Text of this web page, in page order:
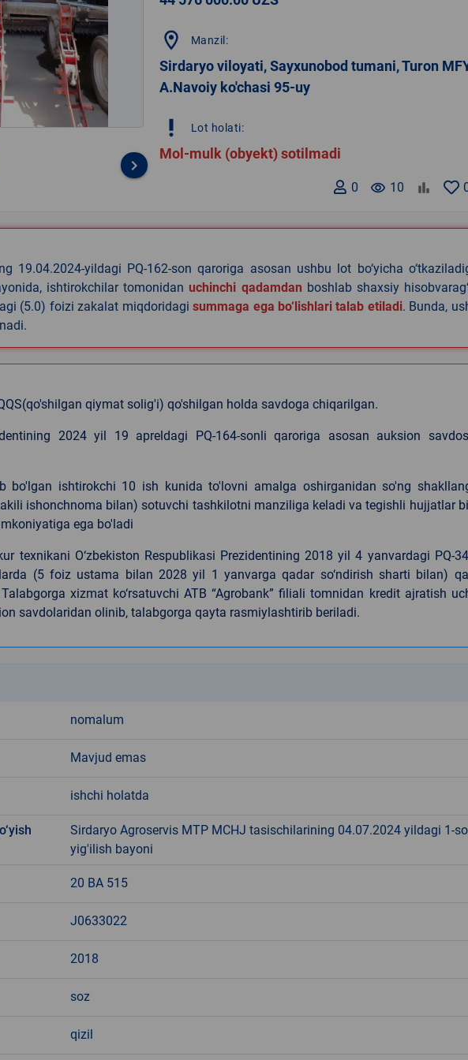
keyboard_arrow_right
location_on Manzil:
Sirdaryo viloyati, Sayxunobod tumani, Turon
A.Navoiy ko'chasi 95-uy
priority_high Lot holati:
Mol-mulk (obyekt) sotilmadi
remove_red_eye 10
0
19.04.2024-yildagi PQ-162-son qaroriga asosan ushbu lot bo‘yicha
ishtirokchilar tomonidanuchinchi qadamdan boshlab shaxsiy
(5.0) foizi zakalat miqdoridagisummaga ega bo‘lishlari talab etiladi. Bunda,
qiymat solig'i) qo'shilgan holda savdoga chiqarilgan.
2024 yil 19 apreldagi PQ-164-sonli qaroriga asosan auksion
bo'lgan ishtirokchi 10 ish kunida to'lovni amalga oshirganidan so'ng
ishonchnoma bilan) sotuvchi tashkilotni manziliga keladi va tegishli hujjatlar
ega bo'ladi
texnikani O‘zbekiston Respublikasi Prezidentining 2018 yil 4 yanvardagi PQ-
(5 foiz ustama bilan 2028 yil 1 yanvarga qadar so‘ndirish sharti bilan)
xizmat ko‘rsatuvchi ATB “Agrobank” filiali tomnidan kredit ajratish
savdolaridan olinib, talabgorga qayta rasmiylashtirib beriladi.
nomalum
Mavjud emas
ishchi holatda
Sirdaryo Agroservis MTP MCHJ tasischilarining 04.07.2024 yildagi 1-
yig'ilish bayoni
20 BA 515
J0633022
2018
soz
qizil